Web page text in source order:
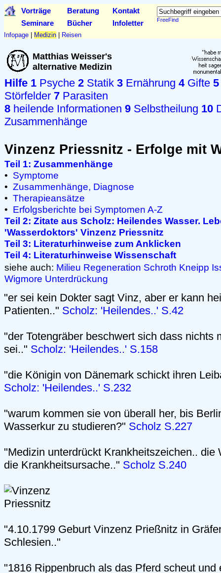
Vorträge Beratung Kontakt
FreeFind
Seminare Bücher Infoletter
Infopage Medizin Reisen
Matthias Weisser's
alternative Medizin
Hilfe 1 Psyche 2 Statik 3 Ernährung 4Gifte 5
Störfelder 7 Parasiten
8 heilende Informationen 9 Selbstheilung 10
Zusammenhänge
Vinzenz Priessnitz - Erfolge mit
Teil 1: Zusammenhänge
• Symptome
• Zusammenhänge, Diagnose
• Therapieansätze
• Erfolgsberichte bei Symptomen A-Z
Teil 2: Zitate aus Scholz: Heilendes Wasser.
'Wasserdoktors' Vinzenz Priessnitz
Teil 3: Literaturhinweise zum Anklicken
Teil 4: Literaturhinweise Wissenschaft
siehe auch: Milieu Regeneration Schroth Kneipp
Wigmore Unterdrückung
"er sei kein Dokter sagt Vinz, aber er kann
Patienten.." Scholz: 'Heilendes..' S.42
"der Totengräber beschwert sich dass nichts
sei.." Scholz: 'Heilendes..' S.158
"die Königin von Dänemark schickt ihren
Scholz: 'Heilendes..' S.232
"warum kommen sie von überall her, bis
Wasserkur zu studieren?" Scholz S.227
"Medizin unterdrückt Krankheitszeichen.. die
die Krankheitsursache.." Scholz S.240
"4.10.1799 Geburt Vinzenz Prießnitz in
Schlesien.."
"1816 Rippenbruch als das Pferd scheut und